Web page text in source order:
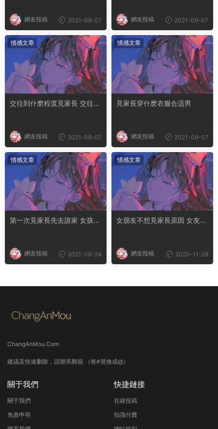
網友投稿 2021-09-07 網友投稿 2021-09-07
情感文章
交往到什麽程度見家長 交往一
網友投稿 2021-09-07
情感文章
見家長穿什麽衣服合适男
網友投稿 2021-09-07
情感文章
第一次見家長先去誰家 女孩可
網友投稿 2021-08-24
情感文章
女朋友不想見家長原因 女友不
網友投稿 2020-11-29
ChangAnMou.Com
建議及快速删除，請聯系郵箱 （将#替換成@）
關于我們
關于我們
免責申明
快捷鏈接
在線投稿
知識付費